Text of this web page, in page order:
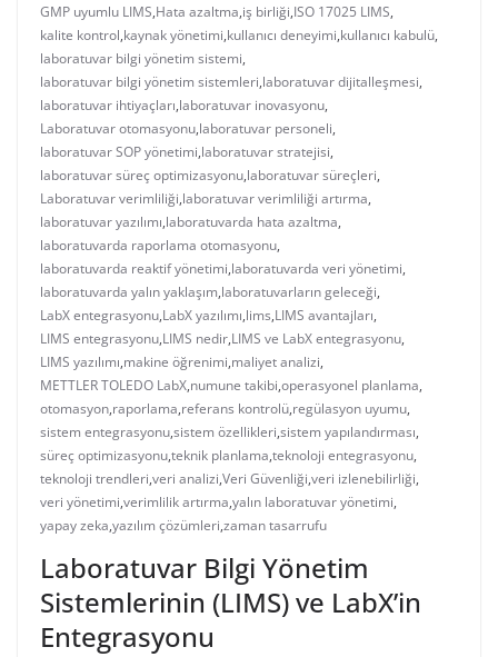
GMP uyumlu LIMS,Hata azaltma,iş birliği,ISO 17025 LIMS,
kalite kontrol,kaynak yönetimi,kullanıcı deneyimi,kullanıcı kabulü,
laboratuvar bilgi yönetim sistemi,
laboratuvar bilgi yönetim sistemleri,laboratuvar dijitalleşmesi,
laboratuvar ihtiyaçları,laboratuvar inovasyonu,
Laboratuvar otomasyonu,laboratuvar personeli,
laboratuvar SOP yönetimi,laboratuvar stratejisi,
laboratuvar süreç optimizasyonu,laboratuvar süreçleri,
Laboratuvar verimliliği,laboratuvar verimliliği artırma,
laboratuvar yazılımı,laboratuvarda hata azaltma,
laboratuvarda raporlama otomasyonu,
laboratuvarda reaktif yönetimi,laboratuvarda veri yönetimi,
laboratuvarda yalın yaklaşım,laboratuvarların geleceği,
LabX entegrasyonu,LabX yazılımı,lims,LIMS avantajları,
LIMS entegrasyonu,LIMS nedir,LIMS ve LabX entegrasyonu,
LIMS yazılımı,makine öğrenimi,maliyet analizi,
METTLER TOLEDO LabX,numune takibi,operasyonel planlama,
otomasyon,raporlama,referans kontrolü,regülasyon uyumu,
sistem entegrasyonu,sistem özellikleri,sistem yapılandırması,
süreç optimizasyonu,teknik planlama,teknoloji entegrasyonu,
teknoloji trendleri,veri analizi,Veri Güvenliği,veri izlenebilirliği,
veri yönetimi,verimlilik artırma,yalın laboratuvar yönetimi,
yapay zeka,yazılım çözümleri,zaman tasarrufu
Laboratuvar Bilgi Yönetim
Sistemlerinin (LIMS) ve LabX’in
Entegrasyonu